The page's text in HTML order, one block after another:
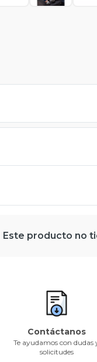
Este producto no
Contáctanos
Te ayudamos con dudas
solicitudes